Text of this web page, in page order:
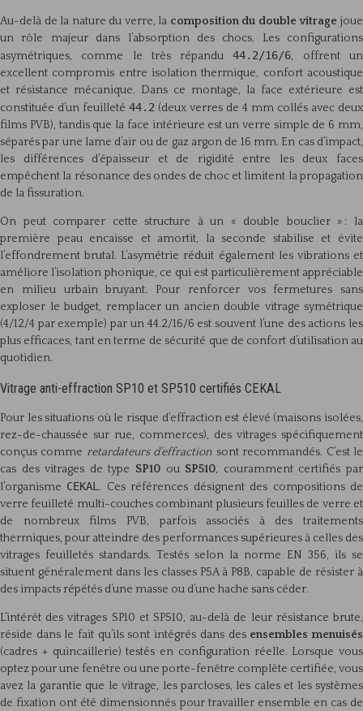
Au-delà de la nature du verre, la composition du double vitrage joue
un rôle majeur dans l’absorption des chocs. Les configurations
asymétriques, comme le très répandu44.2/16/6, offrent un
excellent compromis entre isolation thermique, confort acoustique
et résistance mécanique. Dans ce montage, la face extérieure est
constituée d’un feuilleté 44.2 (deux verres de 4 mm collés avec deux
films PVB), tandis que la face intérieure est un verre simple de 6 mm,
séparés par une lame d’air ou de gaz argon de 16 mm. En cas d’impact,
les différences d’épaisseur et de rigidité entre les deux faces
empêchent la résonance des ondes de choc et limitent la propagation
de la fissuration.
On peut comparer cette structure à un « double bouclier » : la
première peau encaisse et amortit, la seconde stabilise et évite
l’effondrement brutal. L’asymétrie réduit également les vibrations et
améliore l’isolation phonique, ce qui est particulièrement appréciable
en milieu urbain bruyant. Pour renforcer vos fermetures sans
exploser le budget, remplacer un ancien double vitrage symétrique
(4/12/4 par exemple) par un 44.2/16/6 est souvent l’une des actions les
plus efficaces, tant en terme de sécurité que de confort d’utilisation au
quotidien.
Vitrage anti-effraction SP10 et SP510 certifiés CEKAL
Pour les situations où le risque d’effraction est élevé (maisons isolées,
rez-de-chaussée sur rue, commerces), des vitrages spécifiquement
conçus comme retardateurs d’effraction sont recommandés. C’est le
cas des vitrages de type SP10 ou SP510, couramment certifiés par
l’organisme CEKAL. Ces références désignent des compositions de
verre feuilleté multi-couches combinant plusieurs feuilles de verre et
de nombreux films PVB, parfois associés à des traitements
thermiques, pour atteindre des performances supérieures à celles des
vitrages feuilletés standards. Testés selon la norme EN 356, ils se
situent généralement dans les classes P5A à P8B, capable de résister à
des impacts répétés d’une masse ou d’une hache sans céder.
L’intérêt des vitrages SP10 et SP510, au-delà de leur résistance brute,
réside dans le fait qu’ils sont intégrés dans des ensembles menuisés
(cadres + quincaillerie) testés en configuration réelle. Lorsque vous
optez pour une fenêtre ou une porte-fenêtre complète certifiée, vous
avez la garantie que le vitrage, les parcloses, les cales et les systèmes
de fixation ont été dimensionnés pour travailler ensemble en cas de